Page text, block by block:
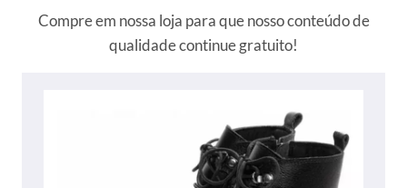
Compre em nossa loja para que nosso conteúdo de
qualidade continue gratuito!